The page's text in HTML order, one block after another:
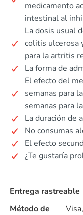
medicamento
intestinal al
La dosis usual
colitis ulcerosa
para la artritis
La forma de
El efecto del
semanas para
semanas para
La duración de
No consumas
El efecto
¿Te gustaría
Entrega rastreable
Método de